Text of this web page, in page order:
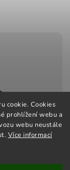
cookie. Cookies
prohlížení webu a
webu neustále
Více informací